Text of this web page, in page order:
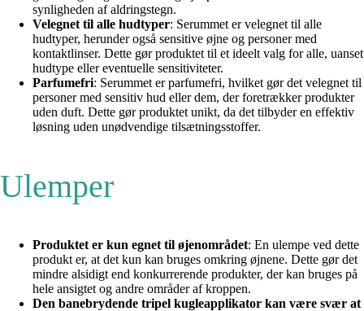
synligheden af aldringstegn.
Velegnet til alle hudtyper: Serummet er velegnet til alle
hudtyper, herunder også sensitive øjne og personer med
kontaktlinser. Dette gør produktet til et ideelt valg for alle, uanset
hudtype eller eventuelle sensitiviteter.
Parfumefri: Serummet er parfumefri, hvilket gør det velegnet til
personer med sensitiv hud eller dem, der foretrækker produkter
uden duft. Dette gør produktet unikt, da det tilbyder en effektiv
løsning uden unødvendige tilsætningsstoffer.
Ulemper
Produktet er kun egnet til øjenområdet: En ulempe ved dette
produkt er, at det kun kan bruges omkring øjnene. Dette gør det
mindre alsidigt end konkurrerende produkter, der kan bruges på
hele ansigtet og andre områder af kroppen.
Den banebrydende tripel kugleapplikator kan være svær at